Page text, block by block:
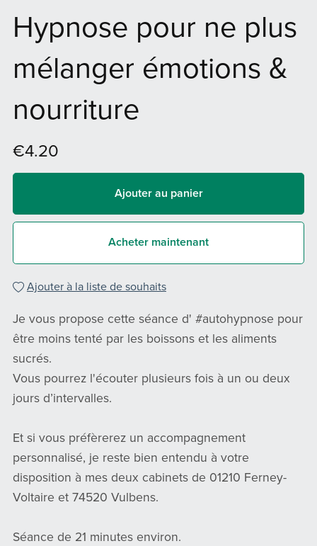
Hypnose pour ne plus
mélanger émotions &
nourriture
€4.20
Ajouter au panier
Acheter maintenant
Ajouter à la liste de souhaits
Je vous propose cette séance d' #autohypnose pour
être moins tenté par les boissons et les aliments
sucrés.
Vous pourrez l'écouter plusieurs fois à un ou deux
jours d’intervalles.
Et si vous préfèrerez un accompagnement
personnalisé, je reste bien entendu à votre
disposition à mes deux cabinets de 01210 Ferney-
Voltaire et 74520 Vulbens.
Séance de 21 minutes environ.